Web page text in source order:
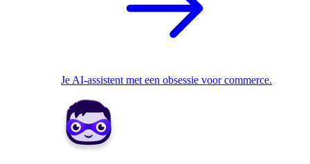
Je AI-assistent met een obsessie voor commerce.